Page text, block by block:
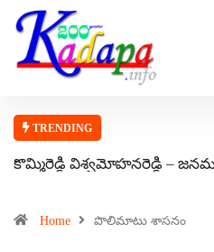
TRENDING
కొమ్మిరెడ్డి విశ్వమోహనరెడ్డి –
Home పొలిమాటు శాసనం